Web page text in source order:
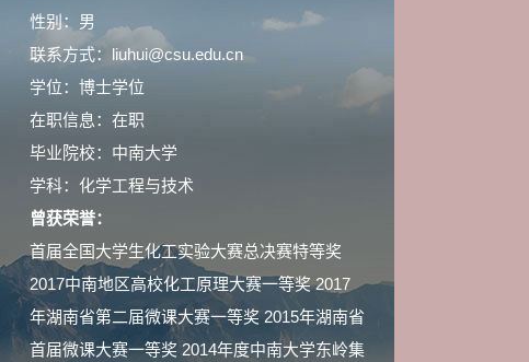
性别：男
联系方式：liuhui@csu.edu.cn
学位：博士学位
在职信息：在职
毕业院校：中南大学
学科：化学工程与技术
曾获荣誉：
首届全国大学生化工实验大赛总决赛特等奖
2017中南地区高校化工原理大赛一等奖 2017
年湖南省第二届微课大赛一等奖 2015年湖南省
首届微课大赛一等奖 2014年度中南大学东岭集